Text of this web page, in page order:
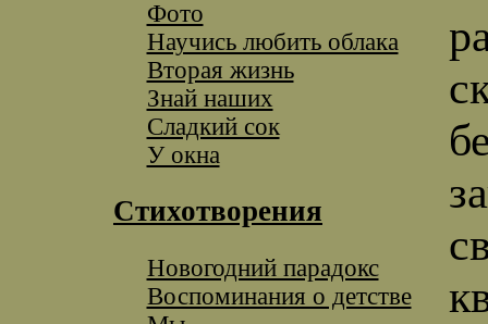
Фото
Научись любить облака
Вторая жизнь
Знай наших
Сладкий сок
У окна
Стихотворения
Новогодний парадокс
Воспоминания о детстве